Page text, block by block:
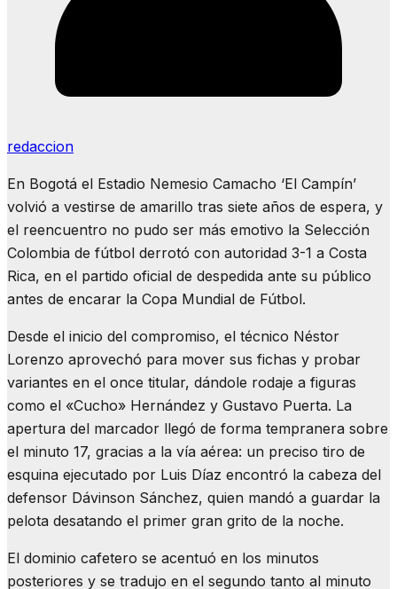
redaccion
En Bogotá el Estadio Nemesio Camacho ‘El Campín’
volvió a vestirse de amarillo tras siete años de espera, y
el reencuentro no pudo ser más emotivo la Selección
Colombia de fútbol derrotó con autoridad 3-1 a Costa
Rica, en el partido oficial de despedida ante su público
antes de encarar la Copa Mundial de Fútbol.
Desde el inicio del compromiso, el técnico Néstor
Lorenzo aprovechó para mover sus fichas y probar
variantes en el once titular, dándole rodaje a figuras
como el «Cucho» Hernández y Gustavo Puerta. La
apertura del marcador llegó de forma tempranera sobre
el minuto 17, gracias a la vía aérea: un preciso tiro de
esquina ejecutado por Luis Díaz encontró la cabeza del
defensor Dávinson Sánchez, quien mandó a guardar la
pelota desatando el primer gran grito de la noche.
El dominio cafetero se acentuó en los minutos
posteriores y se tradujo en el segundo tanto al minuto